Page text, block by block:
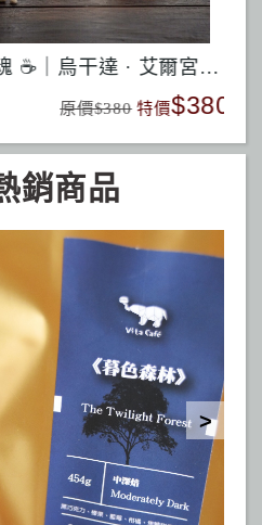
【遇上非洲古老靈魂 ☕｜烏干達 · 艾爾宮山】/水洗/中淺焙
原價$380 特價$380
銷商品